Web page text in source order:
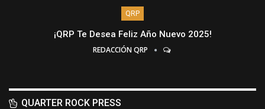
QRP
¡QRP Te Desea Feliz Año Nuevo 2025!
REDACCIÓN QRP
QUARTER ROCK PRESS